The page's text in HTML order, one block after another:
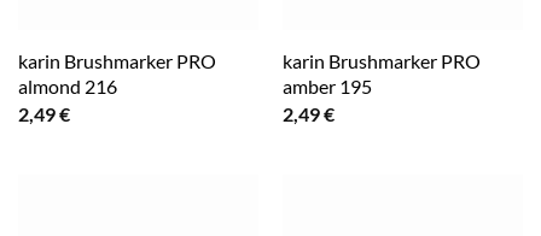
karin Brushmarker PRO
almond 216
2,49€
karin Brushmarker PRO
amber 195
2,49€